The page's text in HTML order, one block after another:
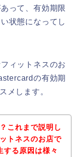
って、有効期限
状態になってし
ィットネスのお
の有効期
メします。
これまで説明し
トネスのお店で
る原因は様々